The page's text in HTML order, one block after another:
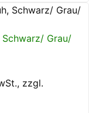
Grau/
zzgl.